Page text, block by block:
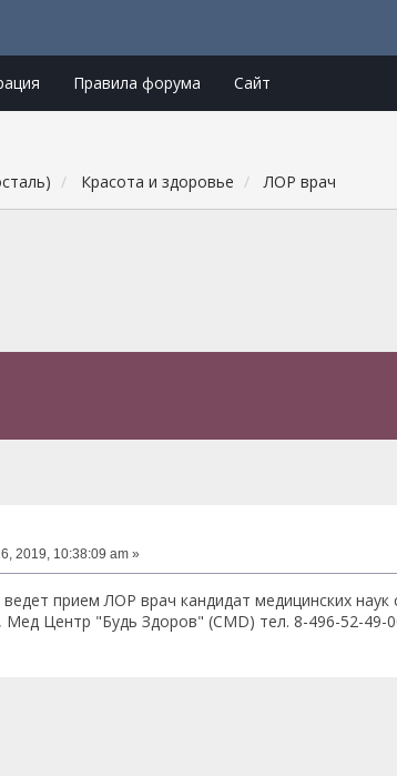
Правила форума Сайт
Красота и здоровье ЛОР врач
2019, 10:38:09 am »
прием ЛОР врач кандидат медицинских
Мед Центр "Будь Здоров" (CMD) тел. 8-496-52-